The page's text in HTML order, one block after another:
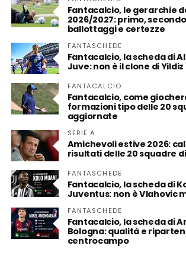
Fantacalcio, le gerarchie
2026/2027: primo,
ballottaggi e certezze
FANTASCHEDE
Fantacalcio, la scheda di
Juve: non è il clone di Yildiz
FANTACALCIO
Fantacalcio, come
formazioni tipo delle 20
aggiornate
SERIE A
Amichevoli estive 2026:
risultati delle 20 squadre
FANTASCHEDE
Fantacalcio, la scheda di
Juventus: non è Vlahovic
FANTASCHEDE
Fantacalcio, la scheda di
Bologna: qualità e
centrocampo